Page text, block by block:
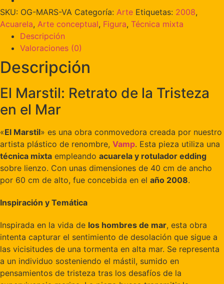
SKU: OG-MARS-VA Categoría: Arte Etiquetas: 2008,
Acuarela, Arte conceptual, Figura, Técnica mixta
Descripción
Valoraciones (0)
Descripción
El Marstil: Retrato de la Tristeza
en el Mar
«El Marstil» es una obra conmovedora creada por nuestro
artista plástico de renombre, Vamp. Esta pieza utiliza una
técnica mixta empleando acuarela y rotulador edding
sobre lienzo. Con unas dimensiones de 40 cm de ancho
por 60 cm de alto, fue concebida en el año 2008.
Inspiración y Temática
Inspirada en la vida de los hombres de mar, esta obra
intenta capturar el sentimiento de desolación que sigue a
las vicisitudes de una tormenta en alta mar. Se representa
a un individuo sosteniendo el mástil, sumido en
pensamientos de tristeza tras los desafíos de la